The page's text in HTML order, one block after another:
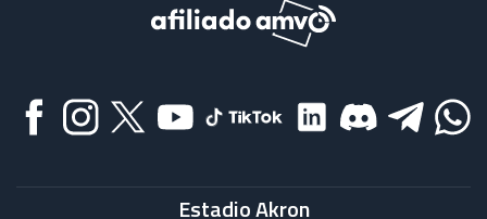
Estadio Akron